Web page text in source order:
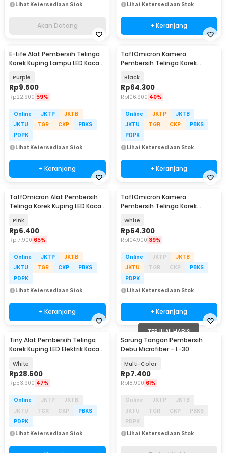
Lihat Ketersediaan Stok
Akan Datang
Lihat Ketersediaan Stok
+ Keranjang
E-Life Alat Pembersih Telinga
Korek Kuping Lampu LED Kaca
Purple
Rp9.500
Rp22.900 59%
Online JKTP
JKTB
JKTU
TGR CKP
PBKS
PDPK
Lihat Ketersediaan Stok
+ Keranjang
TaffOmicron Kamera
Pembersih Telinga Korek
NE3
Black
Rp64.300
Rp106.900 40%
Online JKTP
JKTB
JKTU
TGR CKP
PBKS
PDPK
Lihat Ketersediaan Stok
+ Keranjang
TaffOmicron Alat Pembersih
Telinga Korek Kuping LED Kaca
Pink
Rp6.400
Rp17.900 65%
Online JKTP
JKTB
JKTU
TGR CKP
PBKS
PDPK
Lihat Ketersediaan Stok
+ Keranjang
TaffOmicron Kamera
Pembersih Telinga Korek
NE3
White
Rp64.300
Rp104.900 39%
Online JKTP
JKTB
JKTU
TGR CKP
PBKS
PDPK
Lihat Ketersediaan Stok
+ Keranjang
Baru
Tiny Alat Pembersih Telinga
Korek Kuping LED Elektrik Kaca
White
Rp28.600
Rp53.900 47%
Online JKTP
JKTB
JKTU
TGR CKP
PBKS
PDPK
Lihat Ketersediaan Stok
TERJUAL HABIS
Sarung Tangan Pembersih
Debu Microfiber - L-30
Multi-Color
Rp7.400
Rp18.900 61%
Online JKTP
JKTB
JKTU
TGR CKP
PBKS
PDPK
Lihat Ketersediaan Stok